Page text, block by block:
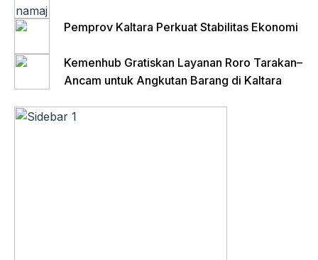
y
Pemprov Kaltara Perkuat Stabilitas Ekonomi
Kemenhub Gratiskan Layanan Roro Tarakan–
Ancam untuk Angkutan Barang di Kaltara